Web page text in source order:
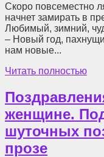
Скоро повсеместно
начнет замирать в
Любимый, зимний,
– Новый год,
нам новые...
Читать полностью
женщине.
шуточных
прозе